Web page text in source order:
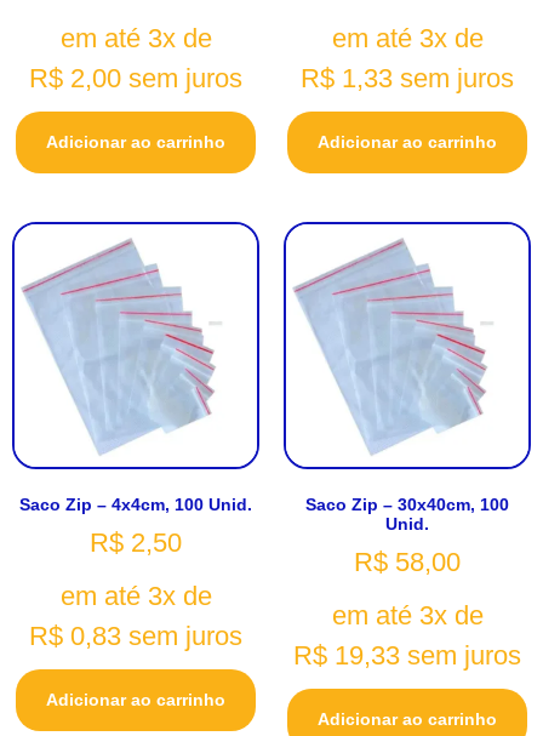
em até 3x de
R$ 2,00 sem juros
Adicionar ao carrinho
em até 3x de
R$ 1,33 sem juros
Adicionar ao carrinho
Saco Zip – 4x4cm, 100 Unid.
R$ 2,50
em até 3x de
R$ 0,83 sem juros
Adicionar ao carrinho
Saco Zip – 30x40cm, 100
Unid.
R$ 58,00
em até 3x de
R$ 19,33 sem juros
Adicionar ao carrinho